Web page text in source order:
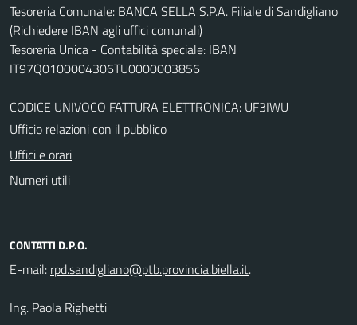
Tesoreria Comunale: BANCA SELLA S.P.A. Filiale di Sandigliano
(Richiedere IBAN agli uffici comunali)
Tesoreria Unica - Contabilità speciale: IBAN
IT97Q0100004306TU0000003856
CODICE UNIVOCO FATTURA ELETTRONICA: UF3IWU
Ufficio relazioni con il pubblico
Uffici e orari
Numeri utili
CONTATTI D.P.O.
E-mail:
.
Ing. Paola Righetti